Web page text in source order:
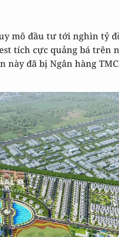
mô đầu tư tới nghìn tỷ
tích cực quảng bá trên
này đã bị Ngân hàng